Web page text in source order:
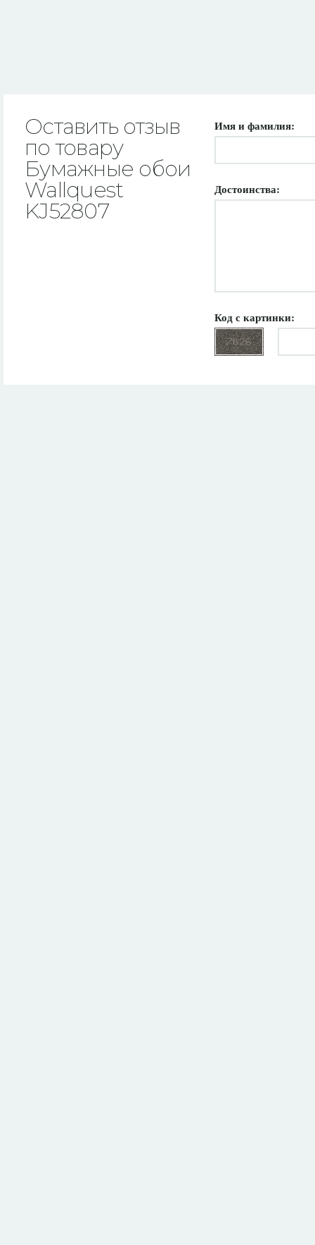
Оставить отзыв
по товару
Бумажные обои
Wallquest
KJ52807
Имя и фамилия:
Достоинства:
Код с картинки: